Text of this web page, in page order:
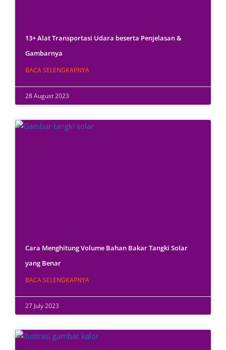
13+ Alat Transportasi Udara beserta Penjelasan &
Gambarnya
BACA SELENGKAPNYA
28 August 2023
Cara Menghitung Volume Bahan Bakar Tangki Solar
yang Benar
BACA SELENGKAPNYA
27 July 2023